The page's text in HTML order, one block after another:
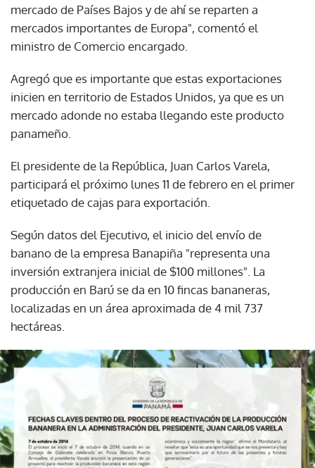
mercado de Países Bajos y de ahí se reparten a
mercados importantes de Europa", comentó el
ministro de Comercio encargado.
Agregó que es importante que estas exportaciones
inicien en territorio de Estados Unidos, ya que es un
mercado adonde no estaba llegando este producto
panameño.
El presidente de la República, Juan Carlos Varela,
participará el próximo lunes 11 de febrero en el primer
etiquetado de cajas para exportación.
Según datos del Ejecutivo, el inicio del envío de
banano de la empresa Banapiña "representa una
inversión extranjera inicial de $100 millones". La
producción en Barú se da en 10 fincas bananeras,
localizadas en un área aproximada de 4 mil 737
hectáreas.